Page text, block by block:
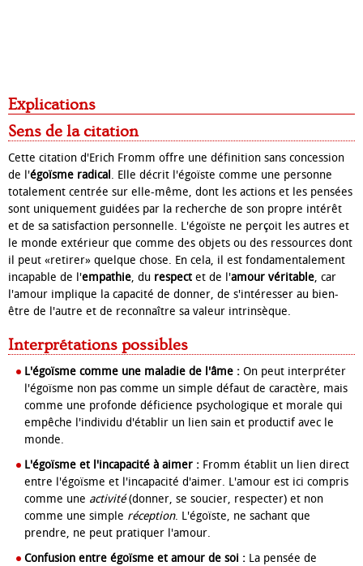
Explications
Sens de la citation
Cette citation d'Erich Fromm offre une définition sans concession
de l'égoïsme radical . Elle décrit l'égoïste comme une personne
totalement centrée sur elle-même, dont les actions et les pensées
sont uniquement guidées par la recherche de son propre intérêt
et de sa satisfaction personnelle. L'égoïste ne perçoit les autres et
le monde extérieur que comme des objets ou des ressources dont
il peut «retirer» quelque chose. En cela, il est fondamentalement
incapable de l'empathie, du respect et de l'amour véritable, car
l'amour implique la capacité de donner, de s'intéresser au bien-
être de l'autre et de reconnaître sa valeur intrinsèque.
Interprétations possibles
L'égoïsme comme une maladie de l'âme : On peut interpréter
l'égoïsme non pas comme un simple défaut de caractère, mais
comme une profonde déficience psychologique et morale qui
empêche l'individu d'établir un lien sain et productif avec le
monde.
L'égoïsme et l'incapacité à aimer : Fromm établit un lien direct
entre l'égoïsme et l'incapacité d'aimer. L'amour est ici compris
comme une activité(donner, se soucier, respecter) et non
comme une simple réception. L'égoïste, ne sachant que
prendre, ne peut pratiquer l'amour.
Confusion entre égoïsme et amour de soi : La pensée de